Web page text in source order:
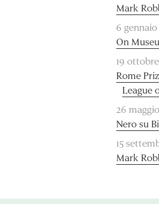
Mark
6 gennaio
On
19
Rome
League
26
Nero su
15
Mark